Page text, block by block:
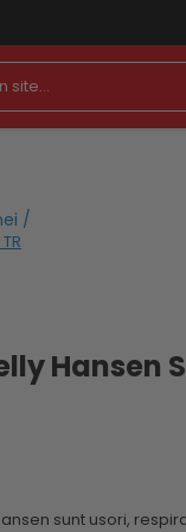
/
Hansen
sunt usori,